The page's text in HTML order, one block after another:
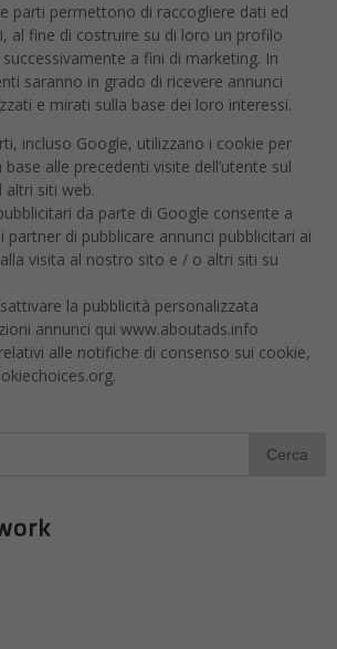
parti permettono di raccogliere dati ed
al fine di costruire su di loro un profilo
a fini di marketing. In
saranno in grado di ricevere annunci
e mirati sulla base dei loro interessi.
incluso Google, utilizzano i cookie per
alle precedenti visite dell’utente sul
siti web.
da parte di Google consente a
partner di pubblicare annunci pubblicitari ai
visita al nostro sito e / o altri siti su
la pubblicità personalizzata
annunci qui www.aboutads.info
alle notifiche di consenso sui cookie,